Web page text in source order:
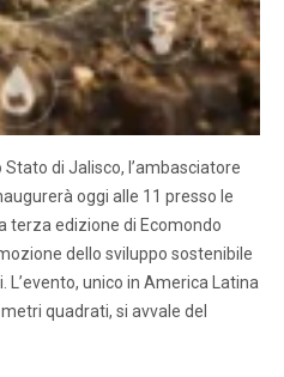
di Jalisco, l’ambasciatore
oggi alle 11 presso le
terza edizione di Ecomondo
dello sviluppo sostenibile
L’evento, unico in America Latina
quadrati, si avvale del